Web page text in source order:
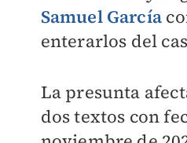
Samuel García
enterarlos del
La presunta
dos textos con